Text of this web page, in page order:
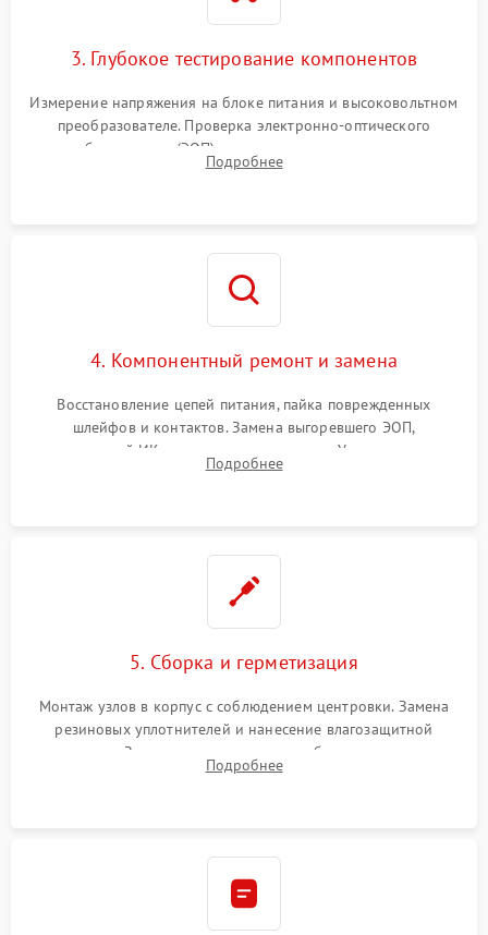
3. Глубокое тестирование компонентов
Измерение напряжения на блоке питания и высоковольтном
преобразователе. Проверка электронно-оптического
преобразователя (ЭОП) на стенде на предмет эмиссии,
шумов и засветок. Диагностика микросхем цифровых
Подробнее
4. Компонентный ремонт и замена
Восстановление цепей питания, пайка поврежденных
шлейфов и контактов. Замена выгоревшего ЭОП,
неисправной ИК-подсветки или матрицы. Ультразвуковая
очистка плат и удаление загрязнений с линз объектива и
Подробнее
5. Сборка и герметизация
Монтаж узлов в корпус с соблюдением центровки. Замена
резиновых уплотнителей и нанесение влагозащитной
смазки. Заполнение внутреннего объема прицела
осушенным азотом для предотвращения запотевания оптики
Подробнее